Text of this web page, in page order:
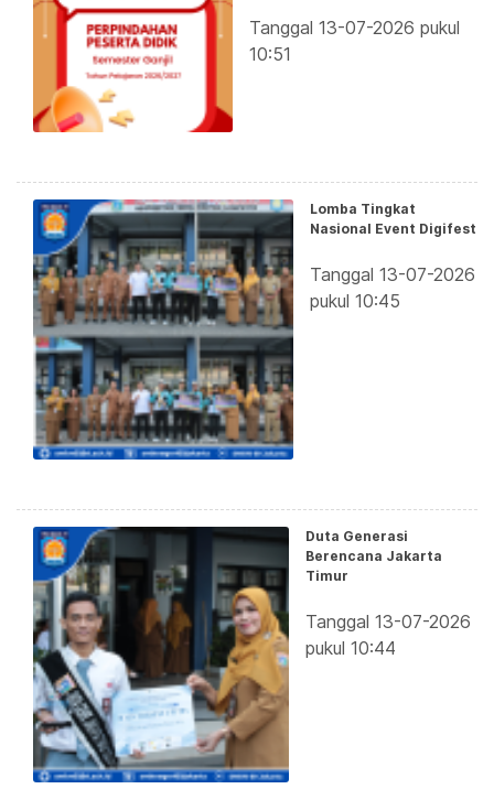
Tanggal 13-07-2026 pukul
10:51
Lomba Tingkat
Nasional Event Digifest
Tanggal 13-07-2026
pukul 10:45
Duta Generasi
Berencana Jakarta
Timur
Tanggal 13-07-2026
pukul 10:44